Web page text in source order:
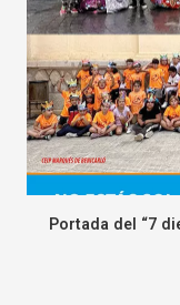
Portada del “7